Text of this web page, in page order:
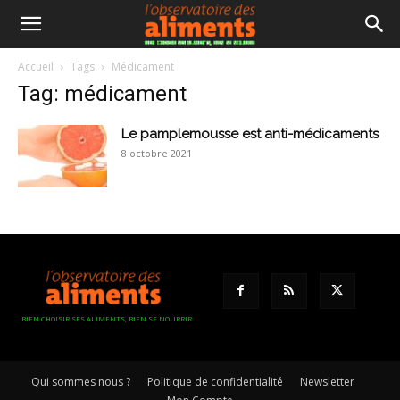
Accueil Tags Médicament
Tag: médicament
Le pamplemousse est anti-médicaments
8 octobre 2021
BIEN CHOISIR SES ALIMENTS, BIEN SE NOURRIR
Qui sommes nous ? Politique de confidentialité
Newsletter